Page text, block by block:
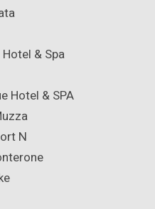
& Spa
Hotel & SPA
N